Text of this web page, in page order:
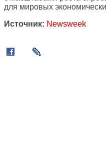
для мировых
Источник: Newsweek